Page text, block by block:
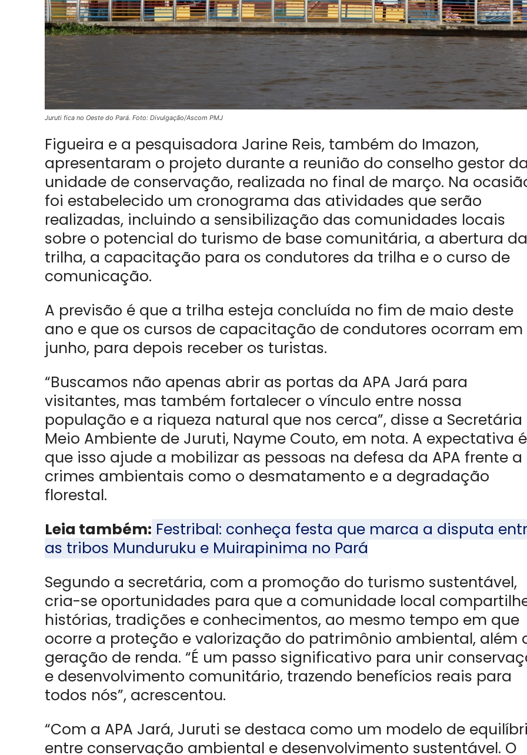
Juruti fica no Oeste do Pará. Foto: Divulgação/Ascom PMJ
Figueira e a pesquisadora Jarine Reis, também do Imazon,
apresentaram o projeto durante a reunião do conselho gestor
unidade de conservação, realizada no final de março. Na
foi estabelecido um cronograma das atividades que serão
realizadas, incluindo a sensibilização das comunidades locais
sobre o potencial do turismo de base comunitária, a abertura da
trilha, a capacitação para os condutores da trilha e o curso de
comunicação.
A previsão é que a trilha esteja concluída no fim de maio deste
ano e que os cursos de capacitação de condutores ocorram em
junho, para depois receber os turistas.
“Buscamos não apenas abrir as portas da APA Jará para
visitantes, mas também fortalecer o vínculo entre nossa
população e a riqueza natural que nos cerca”, disse a Secretária
Meio Ambiente de Juruti, Nayme Couto, em nota. A expectativa é
que isso ajude a mobilizar as pessoas na defesa da APA frente a
crimes ambientais como o desmatamento e a degradação
florestal.
Leia também: Festribal: conheça festa que marca a disputa
as tribos Munduruku e Muirapinima no Pará
Segundo a secretária, com a promoção do turismo sustentável,
cria-se oportunidades para que a comunidade local
histórias, tradições e conhecimentos, ao mesmo tempo em que
ocorre a proteção e valorização do patrimônio ambiental, além
geração de renda. “É um passo significativo para unir
e desenvolvimento comunitário, trazendo benefícios reais para
todos nós”, acrescentou.
“Com a APA Jará, Juruti se destaca como um modelo de
entre conservação ambiental e desenvolvimento sustentável. O